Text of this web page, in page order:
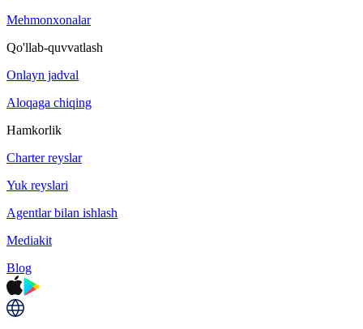
Mehmonxonalar
Qo'llab-quvvatlash
Onlayn jadval
Aloqaga chiqing
Hamkorlik
Charter reyslar
Yuk reyslari
Agentlar bilan ishlash
Mediakit
Blog